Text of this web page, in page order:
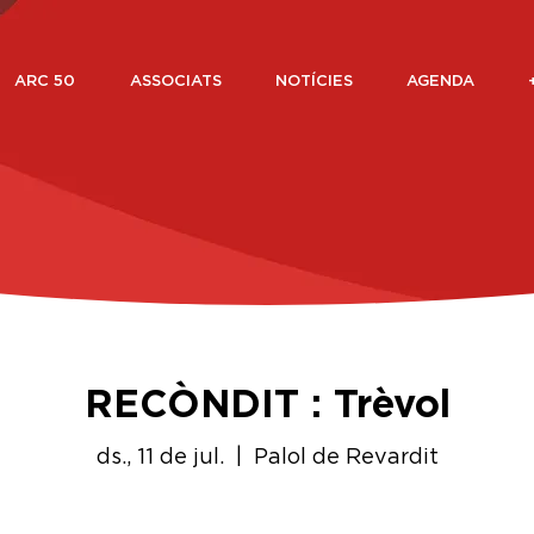
ARC 50 ASSOCIATS NOTÍCIES AGENDA
RECÒNDIT : Trèvol
ds., 11 de jul.
  |
Palol de Revardit